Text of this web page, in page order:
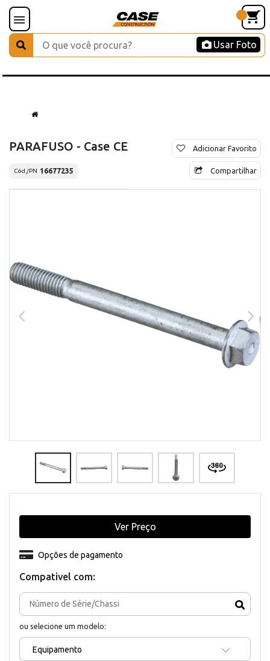
Usar Foto
PARAFUSO - Case CE
Cód./PN 16677235
Adicionar Favorito
Compartilhar
Compativel com:
ou selecione um modelo:
Equipamento
Opções de pagamento
Ver Preço